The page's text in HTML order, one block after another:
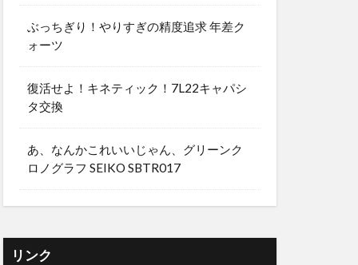
ぶっちぎり！やりすぎの精度追求 年差ク
ォーツ
復活せよ！キネティック！7L22キャパシ
タ交換
あ、なんかこれいいじゃん、グリーンク
ロノグラフ SEIKO SBTR017
リンク